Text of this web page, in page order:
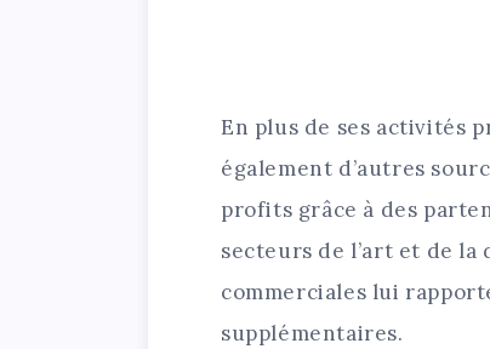
En plus de ses activités
également d’autres
profits grâce à des
secteurs de l’art et de
commerciales lui
supplémentaires.